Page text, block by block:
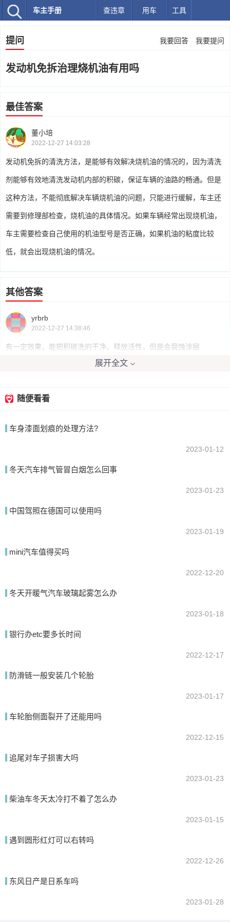
车主手册 查违章 用车 工具
提问 我要回答 我要提问
发动机免拆治理烧机油有用吗
最佳答案
董小培
2022-12-27 14:03:28
发动机免拆的清洗方法，是能够有效解决烧机油的情况的，因为清洗
剂能够有效地清洗发动机内部的积碳，保证车辆的油路的畅通。但是
这种方法，不能彻底解决车辆烧机油的问题，只能进行缓解，车主还
需要到修理部检查，烧机油的具体情况。如果车辆经常出现烧机油，
车主需要检查自己使用的机油型号是否正确，如果机油的粘度比较
低，就会出现烧机油的情况。
其他答案
yrbrb
2022-12-27 14:38:46
有一定效果，能把积碳洗的干净，释放活性，但是会腐蚀涂层
展开全文
随便看看
车身漆面划痕的处理方法?
2023-01-12
冬天汽车排气管冒白烟怎么回事
2023-01-23
中国驾照在德国可以使用吗
2023-01-19
mini汽车值得买吗
2022-12-20
冬天开暖气汽车玻璃起雾怎么办
2023-01-18
银行办etc要多长时间
2022-12-17
防滑链一般安装几个轮胎
2023-01-17
车轮胎侧面裂开了还能用吗
2022-12-15
追尾对车子损害大吗
2023-01-23
柴油车冬天太冷打不着了怎么办
2023-01-15
遇到圆形红灯可以右转吗
2022-12-26
东风日产是日系车吗
2023-01-28